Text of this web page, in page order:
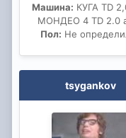
Машина: КУГА TD
МОНДЕО 4 TD 2.0
Пол: Не
tsygankov